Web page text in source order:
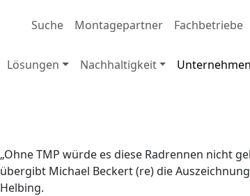
Suche Montagepartner Fachbetriebe
Lösungen Nachhaltigkeit Unternehmen
„Ohne TMP würde es diese Radrennen nicht
übergibt Michael Beckert (re) die
Helbing.